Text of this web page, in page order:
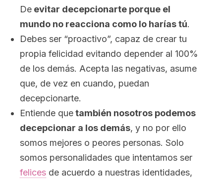
De evitar decepcionarte porque el
mundo no reacciona como lo harías tú.
Debes ser “proactivo”, capaz de crear tu
propia felicidad evitando depender al 100%
de los demás. Acepta las negativas, asume
que, de vez en cuando, puedan
decepcionarte.
Entiende quetambién nosotros podemos
decepcionar a los demás, y no por ello
somos mejores o peores personas. Solo
somos personalidades que intentamos ser
felices de acuerdo a nuestras identidades,